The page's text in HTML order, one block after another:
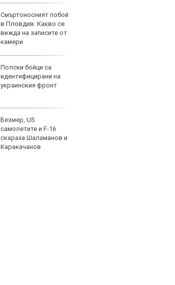
Смъртоносният побой
в Пловдив: Какво се
вижда на записите от
камери
Полски бойци са
идентифицирани на
украинския фронт
Безмер, US
самолетите и F-16
скараха Шаламанов и
Каракачанов